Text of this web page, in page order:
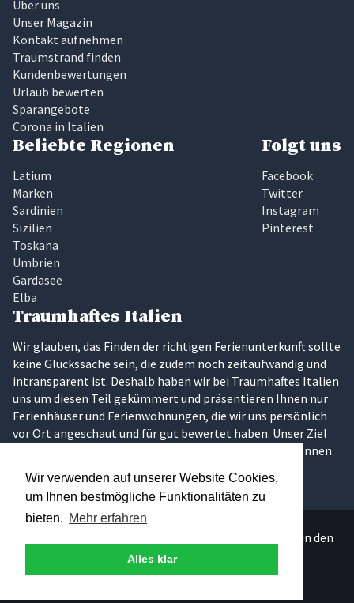
Wir verwenden auf unserer Website Cookies,
um Ihnen bestmögliche Funktionalitäten zu
bieten. Mehr erfahren
Alles klar
Über uns
Unser Magazin
Kontakt aufnehmen
Traumstrand finden
Kundenbewertungen
Urlaub bewerten
Sparangebote
Corona in Italien
Beliebte Regionen
Latium
Marken
Sardinien
Sizilien
Toskana
Umbrien
Gardasee
Elba
Folgt uns
Facebook
Twitter
Instagram
Pinterest
Traumhaftes Italien
Wir glauben, das Finden der richtigen Ferienunterkunft sollte
keine Glückssache sein, die zudem noch zeitaufwändig und
intransparent ist. Deshalb haben wir bei Traumhaftes Italien
uns um diesen Teil gekümmert und präsentieren Ihnen nur
Ferienhäuser und Ferienwohnungen, die wir uns persönlich
vor Ort angeschaut und für gut bewertet haben. Unser Ziel
ist es, dass Sie Ihren Traumurlaub in Italien erleben können.
Über 300 persönlich ausgesuchte Ferienunterkünfte in den
schönsten Regionen Italiens.